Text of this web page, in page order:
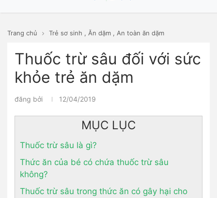
Trang chủ Trẻ sơ sinh , Ăn dặm , An toàn ăn dặm
Thuốc trừ sâu đối với sức
khỏe trẻ ăn dặm
đăng bởi 12/04/2019
MỤC LỤC
Thuốc trừ sâu là gì?
Thức ăn của bé có chứa thuốc trừ sâu
không?
Thuốc trừ sâu trong thức ăn có gây hại cho